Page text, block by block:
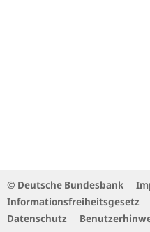
© Deutsche Bundesbank
Informationsfreiheitsgesetz
Datenschutz